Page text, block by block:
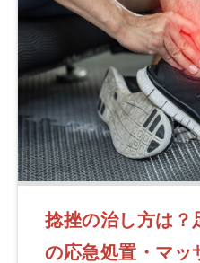
捻挫の治し方は？
の応急処置・マッ